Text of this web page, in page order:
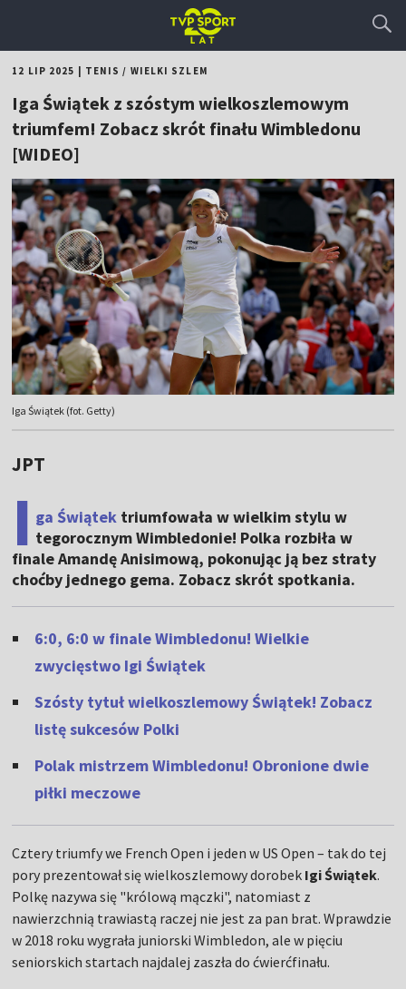
12 LIP 2025 TENIS / WIELKI SZLEM
Iga Świątek z szóstym wielkoszlemowym
triumfem! Zobacz skrót finału Wimbledonu
[WIDEO]
Iga Świątek (fot. Getty)
JPT
I ga Świątek triumfowała w wielkim stylu w
tegorocznym Wimbledonie! Polka rozbiła w
finale Amandę Anisimową, pokonując ją bez straty
choćby jednego gema. Zobacz skrót spotkania.
6:0, 6:0 w finale Wimbledonu! Wielkie
zwycięstwo Igi Świątek
Szósty tytuł wielkoszlemowy Świątek! Zobacz
listę sukcesów Polki
Polak mistrzem Wimbledonu! Obronione dwie
piłki meczowe
Cztery triumfy we French Open i jeden w US Open – tak do tej
pory prezentował się wielkoszlemowy dorobek Igi Świątek.
Polkę nazywa się "królową mączki", natomiast z
nawierzchnią trawiastą raczej nie jest za pan brat. Wprawdzie
w 2018 roku wygrała juniorski Wimbledon, ale w pięciu
seniorskich startach najdalej zaszła do ćwierćfinału.